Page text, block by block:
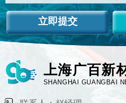
上海广百新
SHANGHAI GUANGBAI